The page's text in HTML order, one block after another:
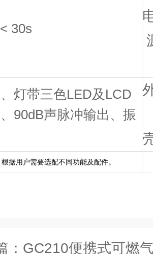
30s
灯带三色LED及LCD
90dB声脉冲输出、振
据用户需要选配不同功能及配件。
： GC210便携式可燃